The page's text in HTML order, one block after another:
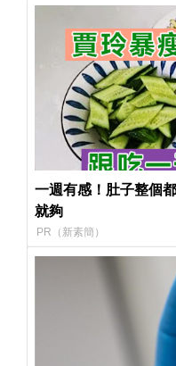
一週有感！肚子整個
就夠
PR（新素簡）